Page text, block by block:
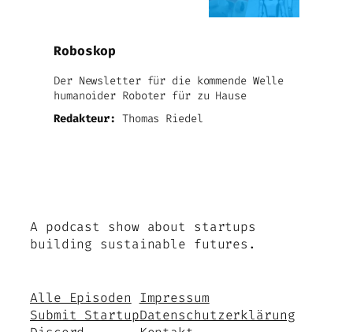
Roboskop
Der Newsletter für die kommende Welle
humanoider Roboter für zu Hause
Redakteur: Thomas Riedel
A podcast show about startups
building sustainable futures.
Alle Episoden
Submit Startup
Impressum
Datenschutzerklärung